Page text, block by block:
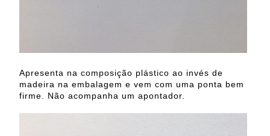
Apresenta na composição plástico ao invés de
madeira na embalagem e vem com uma ponta bem
firme. Não acompanha um apontador.